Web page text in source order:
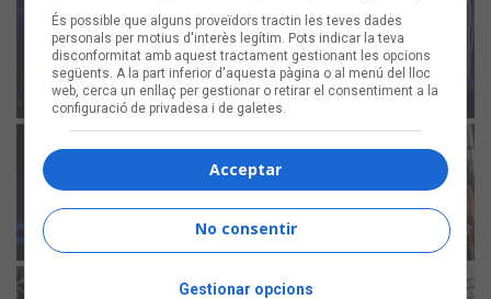
És possible que alguns proveïdors tractin les teves dades
personals per motius d'interès legítim. Pots indicar la teva
disconformitat amb aquest tractament gestionant les opcions
següents. A la part inferior d'aquesta pàgina o al menú del lloc
web, cerca un enllaç per gestionar o retirar el consentiment a la
configuració de privadesa i de galetes.
Acceptar
No consentir
Gestionar opcions